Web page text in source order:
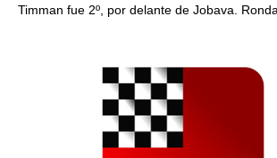
Timman fue 2º, por delante de Jobava.